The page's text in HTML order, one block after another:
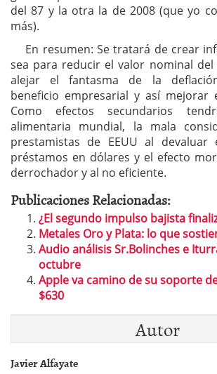
del 87 y la otra la de 2008 (que yo
más).
En resumen: Se tratará de crear
sea para reducir el valor nominal del
alejar el fantasma de la
beneficio empresarial y así mejorar
Como efectos secundarios
alimentaria mundial, la mala
prestamistas de EEUU al
préstamos en dólares y el efecto
derrochador y al no eficiente.
Publicaciones Relacionadas:
¿El segundo impulso bajista
Metales Oro y Plata: lo que
Audio análisis Sr.Bolinches e
octubre
Apple va camino de su soporte
$630
Autor
Javier Alfayate